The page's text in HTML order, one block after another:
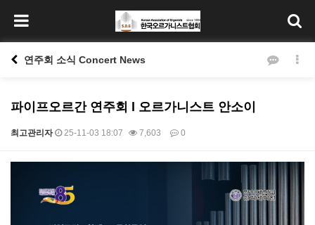
연주회 소식 Concert News
파이프오르간 연주회 l 오르가니스트 안소이
최고관리자 25-11-03 18:07 7,603 0